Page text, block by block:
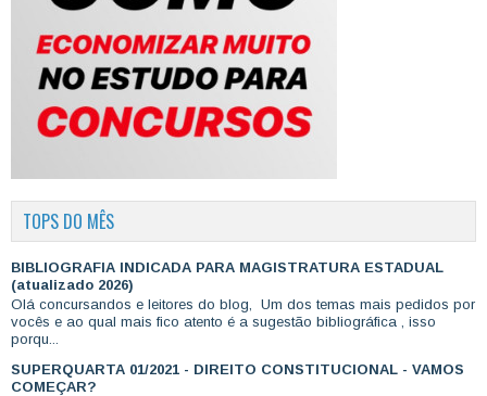
TOPS DO MÊS
BIBLIOGRAFIA INDICADA PARA MAGISTRATURA ESTADUAL
(atualizado 2026)
Olá concursandos e leitores do blog, Um dos temas mais pedidos por
vocês e ao qual mais fico atento é a sugestão bibliográfica , isso
porqu...
SUPERQUARTA 01/2021 - DIREITO CONSTITUCIONAL - VAMOS
COMEÇAR?